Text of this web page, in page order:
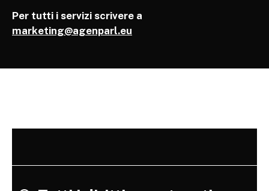
Per tutti i servizi scrivere a
marketing@agenparl.eu